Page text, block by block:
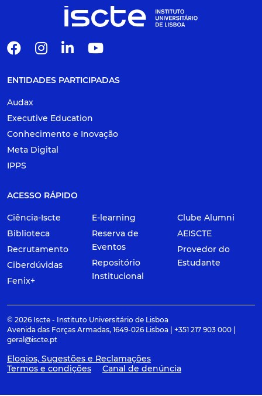
ENTIDADES PARTICIPADAS
Audax
Executive Education
Conhecimento e Inovação
Meta Digital
IPPS
ACESSO RÁPIDO
Ciência-Iscte
Biblioteca
Recrutamento
Ciberdúvidas
Fenix+
E-learning
Reserva de
Eventos
Repositório
Institucional
Clube Alumni
AEISCTE
Provedor do
Estudante
© 2026 Iscte - Instituto Universitário de Lisboa
Avenida das Forças Armadas, 1649-026 Lisboa | +351 217 903 000 |
geral@iscte.pt
Elogios, Sugestões e Reclamações
Termos e condições
Canal de denúncia